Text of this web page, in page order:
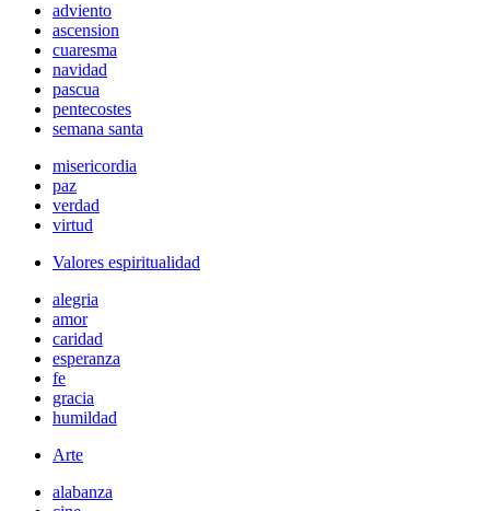
adviento
ascension
cuaresma
navidad
pascua
pentecostes
semana santa
misericordia
paz
verdad
virtud
Valores espiritualidad
alegria
amor
caridad
esperanza
fe
gracia
humildad
Arte
alabanza